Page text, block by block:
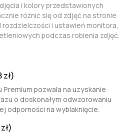
i kolory przedstawionych
różnić się od zdjęć na stronie
i ustawień monitora,
podczas robienia zdjęć.
zł)
pozwala na uzyskanie
o doskonałym odwzorowaniu
odporności na wyblaknięcie.
zł)